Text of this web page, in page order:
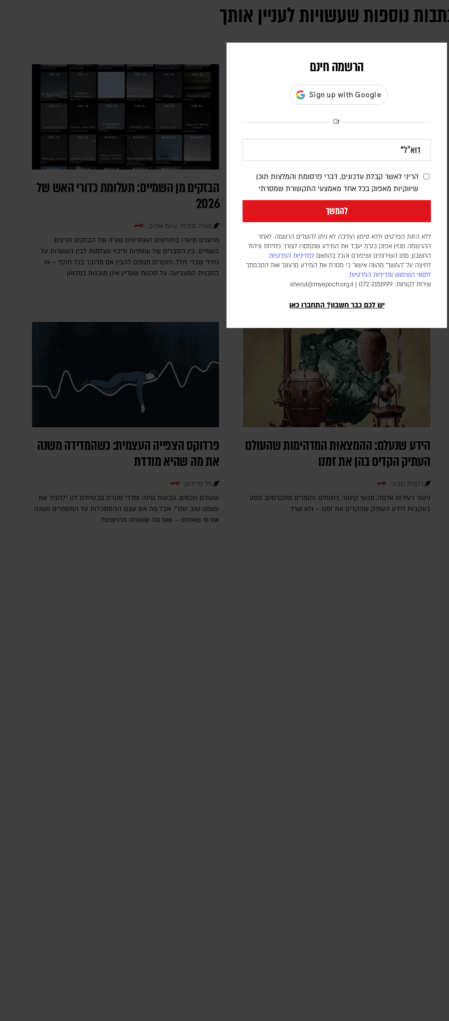
הרשמה חינם
Or
הריני לאשר קבלת עדכונים, דברי פרסומת והמלצות תוכן
שיווקיות מאפוק בכל אחד מאמצעי התקשורת שמסרתי
להמשך
ללא הזנת הפרטים וללא סימון התיבה לא ניתן להשלים הרשמה. לאחר
ההרשמה מגזין אפוק בע״מ יעבד את המידע שתמסרו לצורך פתיחת וניהול
החשבון, מתן השירותים ושיפורם והכל בהתאם למדיניות הפרטיות.
לחיצה על "המשך" מהווה אישור כי מסרת את המידע מרצונך ואת הסכמתך
לתנאי השימוש ומדיניות הפרטיות.
שירות לקוחות: 072-2151999 |
sherut@myepoch.org.il
יש לכם כבר חשבון? התחברו כאן
נוספות שעשויות לעניין אותך
הטכנולוגיה למדה לזהות פנים. עכשיו היא
מנסה לפרש אותן
טכנולוגיות זיהוי פנים כבר נכנסות לבתי ספר, לבתי חולים, למשטרה
ולשדות קרב. עכשיו אלגוריתמים ומחקרים מנסים ללכת צעד אחד
רחוק יותר: להסיק מהפנים רגשות, אישיות ואפילו עמדות פוליטיות.
אבל בין זיהוי אדם להבנתו יש פער עצום – והוא עלול להפוך
למדיניות
הבזקים מן השמיים: תעלומת כדורי האש של
2026
מאיה מזרחי, צוות אפוק
מדענים תיעדו בחודשים האחרונים שורה של הבזקים חריגים
בשמיים. בין הסברים של עונתיות וריבוי מצלמות לבין השערות על
נחילי שברי חלל, חוקרים מנסים להבין אם מדובר בגל חולף – או
בתבנית המצביעה על סכנות שעדיין אינן מובנות במלואן
הידע שנעלם: ההמצאות המדהימות שהעולם
העתיק הקדים בהן את זמנו
רקפת תבור
ניטור רעידות אדמה, מנועי קיטור, ניתוחים וחומרים מתקדמים: מסע
בעקבות הידע העתיק שהקדים את זמנו – ולא שרד
פרדוקס הצפייה העצמית: כשהמדידה משנה
את מה שהיא מודדת
גיל פרידמן
שעונים חכמים, טבעות שינה ומדדי סטרס מבטיחים לנו "להכיר את
עצמנו טוב יותר". אבל מה אם עצם ההסתכלות על המספרים משנה
את מי שאנחנו – ואת מה שאנחנו מרגישים?